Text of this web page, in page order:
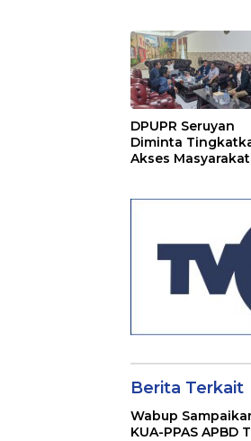
DPUPR Seruyan
Diminta
Akses Masyarakat
Berita Terkait
Wabup
KUA-PPAS APBD